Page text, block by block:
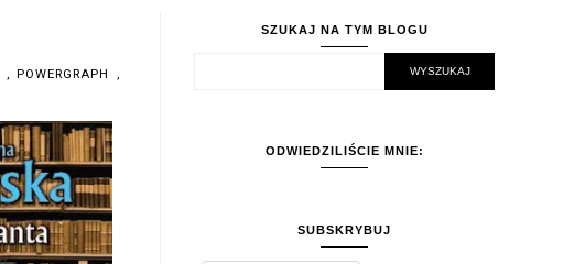
,POWERGRAPH,
SZUKAJ NA TYM BLOGU
ODWIEDZILIŚCIE MNIE:
SUBSKRYBUJ